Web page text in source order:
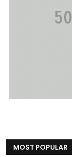
MOST POPULAR